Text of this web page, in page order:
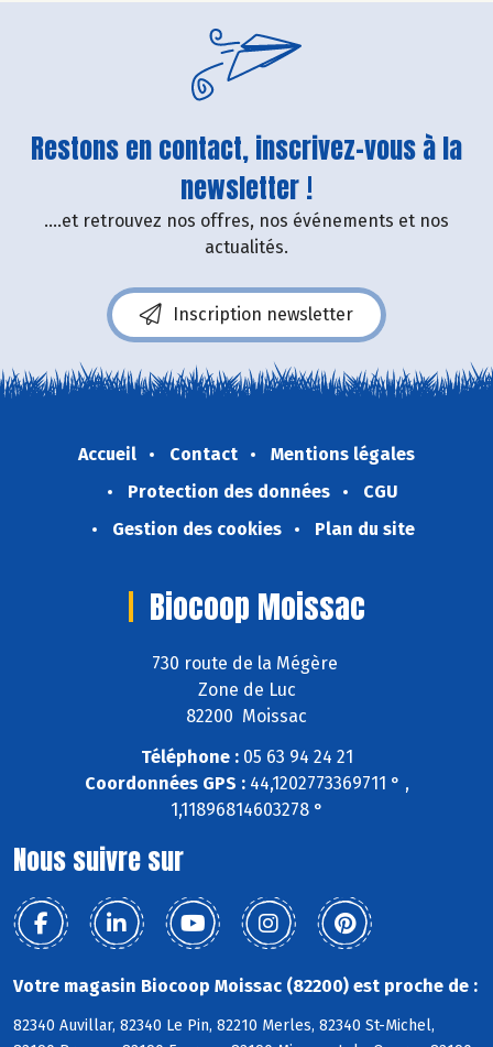
Restons en contact, inscrivez-vous à la
newsletter !
....et retrouvez nos offres, nos événements et nos
actualités.
Inscription newsletter
Accueil Contact
Mentions légales
Protection des données
CGU
Gestion des cookies
Plan du site
Biocoop Moissac
730 route de la Mégère
Zone de Luc
82200 Moissac
Téléphone :05 63 94 24 21
Coordonnées GPS :44,1202773369711 ° ,
1,11896814603278 °
Nous suivre sur
Votre magasin Biocoop Moissac (82200) est proche de :
82340 Auvillar, 82340 Le Pin, 82210 Merles, 82340 St-Michel,